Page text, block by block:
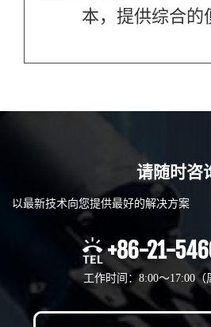
本，提供综合的
请随时咨
以最新技术向您提供最好的解决方案
+86-21-
工作时间：8:00～17:00（